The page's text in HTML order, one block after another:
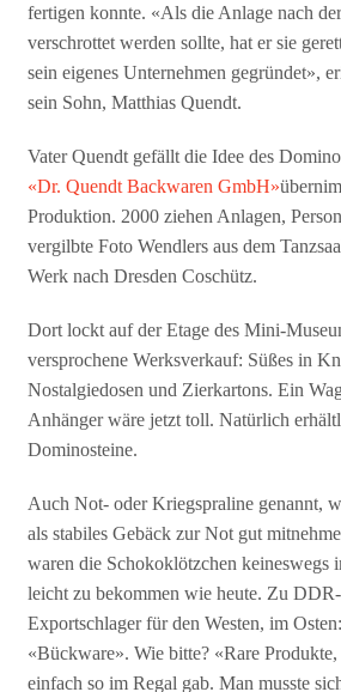
fertigen konnte. «Als die Anlage nach
verschrottet werden sollte, hat er sie
sein eigenes Unternehmen gegründet»,
sein Sohn, Matthias Quendt.
Vater Quendt gefällt die Idee des
«Dr. Quendt Backwaren GmbH»
Produktion. 2000 ziehen Anlagen,
vergilbte Foto Wendlers aus dem
Werk nach Dresden Coschütz.
Dort lockt auf der Etage des Mini-
versprochene Werksverkauf: Süßes in
Nostalgiedosen und Zierkartons. Ein
Anhänger wäre jetzt toll. Natürlich
Dominosteine.
Auch Not- oder Kriegspraline genannt,
als stabiles Gebäck zur Not gut
waren die Schokoklötzchen keineswegs
leicht zu bekommen wie heute. Zu
Exportschlager für den Westen, im Osten:
«Bückware». Wie bitte? «Rare
einfach so im Regal gab. Man musste